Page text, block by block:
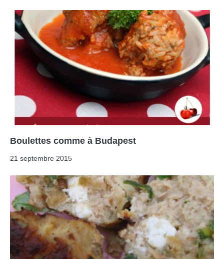
Boulettes comme à Budapest
21 septembre 2015